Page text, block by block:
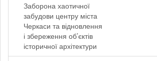
Заборона хаотичної
забудови центру міста
Черкаси та відновлення
і збереження об’єктів
історичної архітектури